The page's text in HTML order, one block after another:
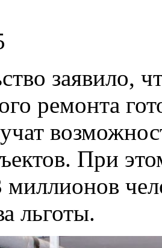
заявило,
ремонта
При
миллионов
льготы.